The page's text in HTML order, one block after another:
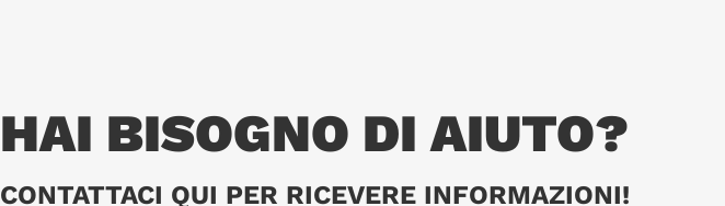
HAI BISOGNO DI AIUTO?
CONTATTACI QUI PER RICEVERE INFORMAZIONI!